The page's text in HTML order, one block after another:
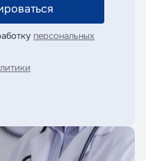
персональных